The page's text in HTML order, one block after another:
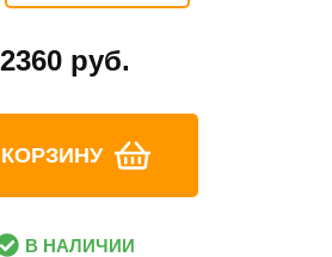
2360 руб.
В НАЛИЧИИ